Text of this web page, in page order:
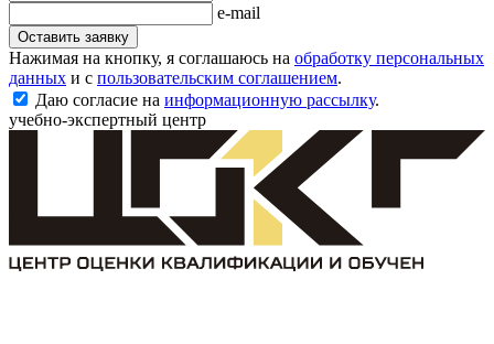
e-mail
Оставить заявку
Нажимая на кнопку, я соглашаюсь на обработку персональных
данных и с пользовательским соглашением.
Даю согласие на информационную рассылку.
учебно-экспертный центр